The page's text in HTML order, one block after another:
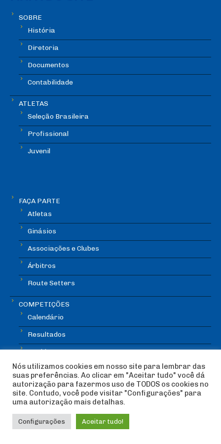
SOBRE
História
Diretoria
Documentos
Contabilidade
ATLETAS
Seleção Brasileira
Profissional
Juvenil
FAÇA PARTE
Atletas
Ginásios
Associações e Clubes
Árbitros
Route Setters
COMPETIÇÕES
Calendário
Resultados
Rankings
Regulamentos
DEP. TÉCNICO
NATA
Nós utilizamos cookies em nosso site para lembrar das
suas preferências. Ao clicar em "Aceitar tudo" você dá
autorização para fazermos uso de TODOS os cookies no
site. Contudo, você pode visitar "Configurações" para
uma autorização mais detalhas.
Configurações Aceitar tudo!